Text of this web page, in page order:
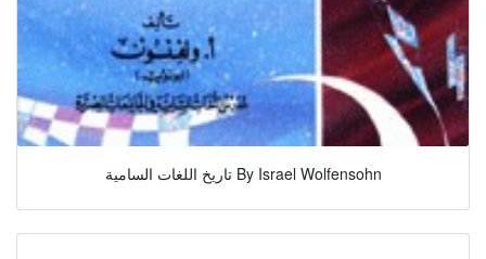
تاريخ اللغات السامية By Israel Wolfensohn